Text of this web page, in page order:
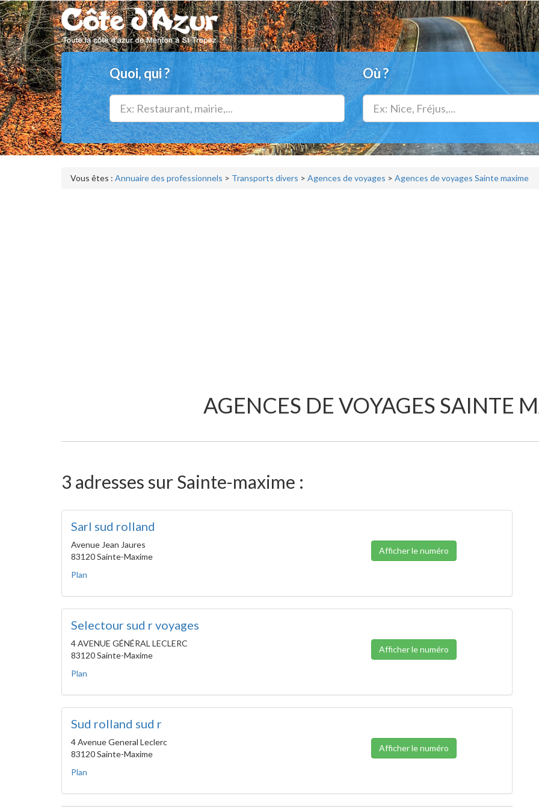
Quoi, qui ? Où ?
Vous êtes : Annuaire des professionnels > Transports divers > Agences de voyages > Agences de voyages Sainte maxime
AGENCES DE VOYAGES SAINTE
3 adresses sur Sainte-maxime :
Sarl sud rolland
Avenue Jean Jaures
83120 Sainte-Maxime
Plan
Afficher le numéro
Selectour sud r voyages
4 AVENUE GÉNÉRAL LECLERC
83120 Sainte-Maxime
Plan
Afficher le numéro
Sud rolland sud r
4 Avenue General Leclerc
83120 Sainte-Maxime
Plan
Afficher le numéro